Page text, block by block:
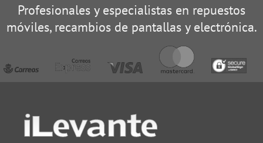
Profesionales y especialistas en repuestos
móviles, recambios de pantallas y electrónica.